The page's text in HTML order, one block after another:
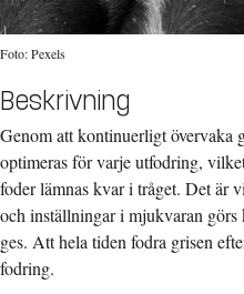
Foto: Pexels
Beskrivning
Genom att kontinuerligt övervaka
optimeras för varje utfodring,
foder lämnas kvar i tråget. Det är
och inställningar i mjukvaran
ges. Att hela tiden fodra grisen
fodring.